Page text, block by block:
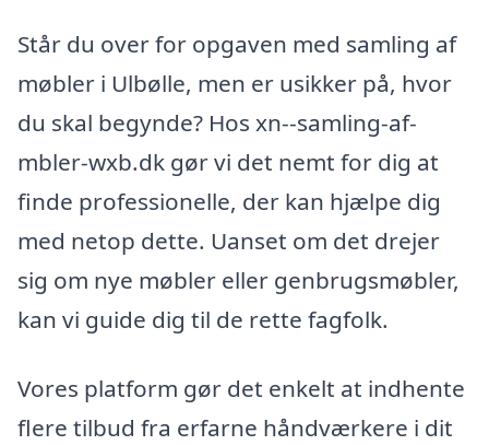
Står du over for opgaven med samling af
møbler i Ulbølle, men er usikker på, hvor
du skal begynde? Hos xn--samling-af-
mbler-wxb.dk gør vi det nemt for dig at
finde professionelle, der kan hjælpe dig
med netop dette. Uanset om det drejer
sig om nye møbler eller genbrugsmøbler,
kan vi guide dig til de rette fagfolk.
Vores platform gør det enkelt at indhente
flere tilbud fra erfarne håndværkere i dit